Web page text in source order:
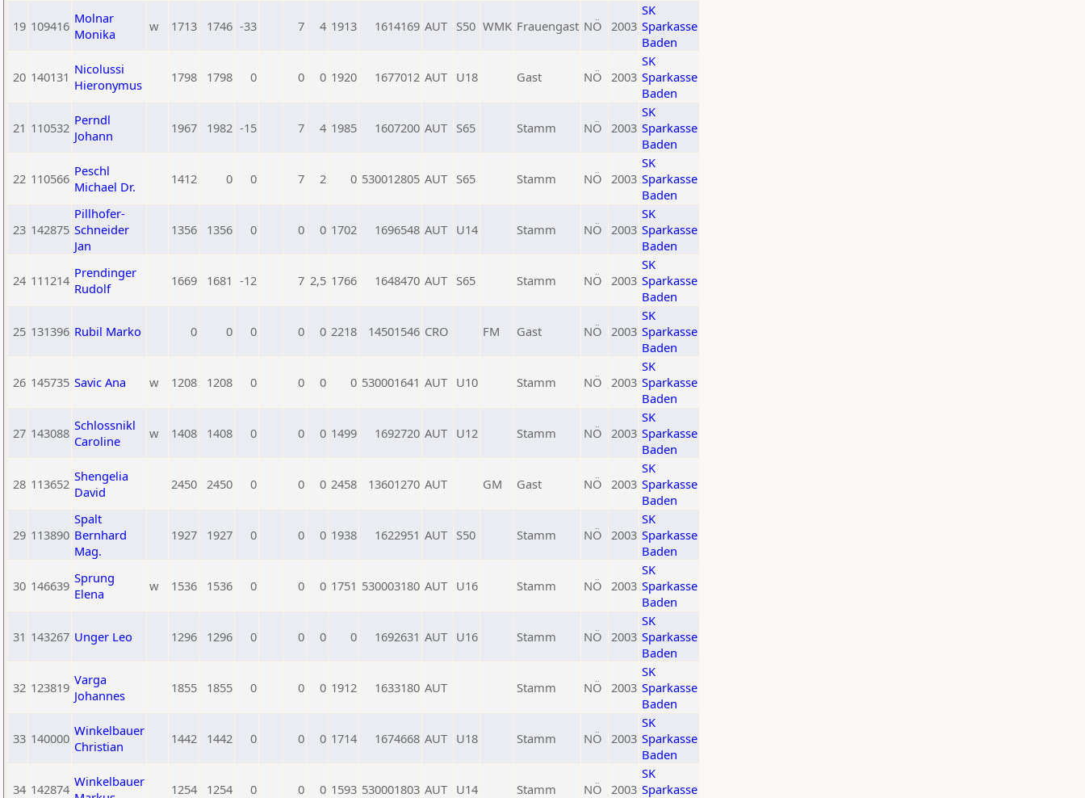
19 109416 Molnar
Monika
w 1713 1746 -33 7 4 1913 1614169 AUT S50 WMK Frauengast NÖ 2003
SK
Sparkasse
Baden
20 140131 Nicolussi
Hieronymus
1798 1798 0 0 0 1920 1677012 AUT U18 Gast NÖ 2003
SK
Sparkasse
Baden
21 110532 Perndl
Johann
1967 1982 -15 7 4 1985 1607200 AUT S65 Stamm NÖ 2003
SK
Sparkasse
Baden
22 110566 Peschl
Michael Dr.
1412 0 0 7 2 0 530012805 AUT S65 Stamm NÖ 2003
SK
Sparkasse
Baden
23 142875
Pillhofer-
Schneider
Jan
1356 1356 0 0 0 1702 1696548 AUT U14 Stamm NÖ 2003
SK
Sparkasse
Baden
24 111214 Prendinger
Rudolf
1669 1681 -12 7 2,5 1766 1648470 AUT S65 Stamm NÖ 2003
SK
Sparkasse
Baden
25 131396 Rubil Marko 0 0 0 0 0 2218 14501546 CRO FM Gast NÖ 2003
SK
Sparkasse
Baden
26 145735 Savic Ana w 1208 1208 0 0 0 0 530001641 AUT U10 Stamm NÖ 2003
SK
Sparkasse
Baden
27 143088 Schlossnikl
Caroline
w 1408 1408 0 0 0 1499 1692720 AUT U12 Stamm NÖ 2003
SK
Sparkasse
Baden
28 113652 Shengelia
David
2450 2450 0 0 0 2458 13601270 AUT GM Gast NÖ 2003
SK
Sparkasse
Baden
29 113890
Spalt
Bernhard
Mag.
1927 1927 0 0 0 1938 1622951 AUT S50 Stamm NÖ 2003
SK
Sparkasse
Baden
30 146639 Sprung
Elena
w 1536 1536 0 0 0 1751 530003180 AUT U16 Stamm NÖ 2003
SK
Sparkasse
Baden
31 143267 Unger Leo 1296 1296 0 0 0 0 1692631 AUT U16 Stamm NÖ 2003
SK
Sparkasse
Baden
32 123819 Varga
Johannes
1855 1855 0 0 0 1912 1633180 AUT Stamm NÖ 2003
SK
Sparkasse
Baden
33 140000 Winkelbauer
Christian
1442 1442 0 0 0 1714 1674668 AUT U18 Stamm NÖ 2003
SK
Sparkasse
Baden
34 142874 Winkelbauer
1254 1254 0 0 0 1593 530001803 AUT U14 Stamm NÖ 2003
SK
Sparkasse